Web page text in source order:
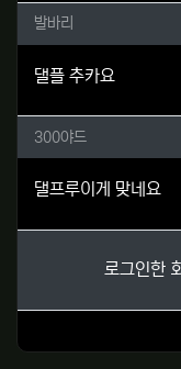
발바리님의
발바리
댈플 추카요
300야드님
300야드
댈프루이게 맞네요
로그인한